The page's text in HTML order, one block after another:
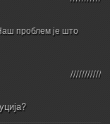
проблем је што